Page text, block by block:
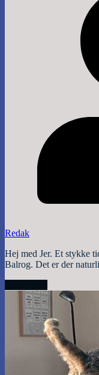
Redak
Hej med Jer. Et stykke
Balrog. Det er der